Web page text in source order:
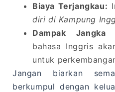
Biaya Terjangkau:
diri di Kampung
Dampak Jangka
bahasa Inggris
untuk
Jangan biarkan
berkumpul dengan